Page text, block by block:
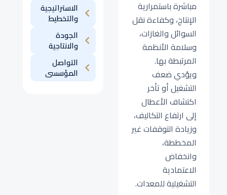
الاستراتيجية
والتخطيط
الجودة
والانتاجية
التواصل
المؤسسى
مباشرة باستمرارية
الإنتاج، وكفاءة نقل
السوائل والغازات،
وسلامة الأنظمة
المرتبطة بها.
ويؤدي ضعف
التشغيل أو تأخر
اكتشاف الأعطال
إلى ارتفاع التكاليف،
وزيادة التوقفات غير
المخططة،
وانخفاض
الاعتمادية
التشغيلية للمعدات.